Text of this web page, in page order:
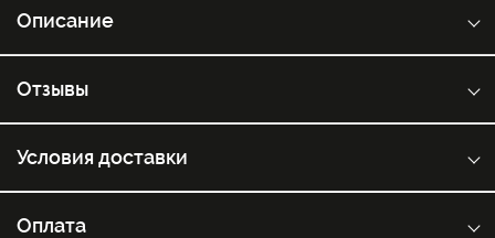
Описание
Отзывы
Условия доставки
Оплата